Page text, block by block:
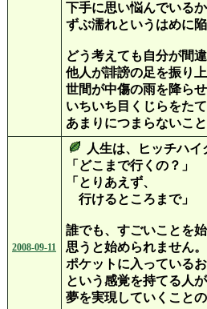
下手に思い悩んでいる
ずぶ濡れというはめに
どう考えても自分が間
他人が誹謗の足を振り
世間が中傷の雨を降ら
いちいち目くじらをた
あまりにつまらないこ
2008-09-11
人生は、ヒッチハイ
「どこまで行くの？」
「とりあえず、
行けるところまで」
誰でも、すごいことを
思うと始められません。
ポケットに入っている
という感覚を持てる人
夢を実現していくこと